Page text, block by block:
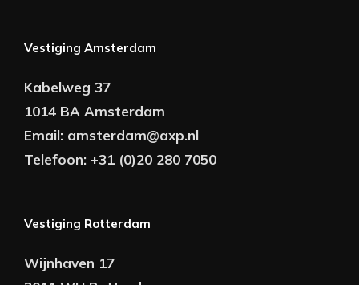
Vestiging Amsterdam
Kabelweg 37
1014 BA Amsterdam
Email: amsterdam@axp.nl
Telefoon: +31 (0)20 280 7050
Vestiging Rotterdam
Wijnhaven 17